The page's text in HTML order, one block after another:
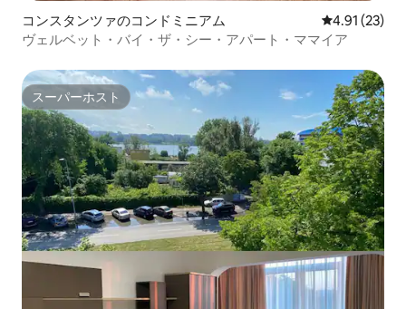
コンスタンツァのコンドミニアム レビュー23
4.91 (23)
ヴェルベット・バイ・ザ・シー・アパート・ママイア
スーパーホスト
スーパーホスト